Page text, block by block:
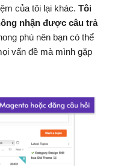
của tôi lại khác. Tôi
nhận được câu trả
phú nên bạn có thể
vấn đề mà mình gặp